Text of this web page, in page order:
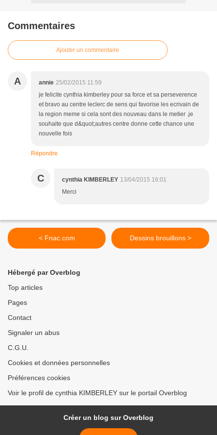
Commentaires
Ajouter un commentaire
A annie 25/02/2015 11:59
je felicite cynthia kimberley pour sa force et sa perseverence
et bravo au centre leclerc de sens qui favorise les ecrivain de
la region meme si cela sont des nouveau dans le metier .je
souhaite que d&quot;autres centre donne cette chance une
nouvelle fois
Répondre
C cynthia KIMBERLEY 13/04/2015 16:01
Merci
< Fnac.com Dessins brouillons >
Hébergé par Overblog
Top articles
Pages
Contact
Signaler un abus
C.G.U.
Cookies et données personnelles
Préférences cookies
Voir le profil de cynthia KIMBERLEY sur le portail Overblog
Créer un blog sur Overblog